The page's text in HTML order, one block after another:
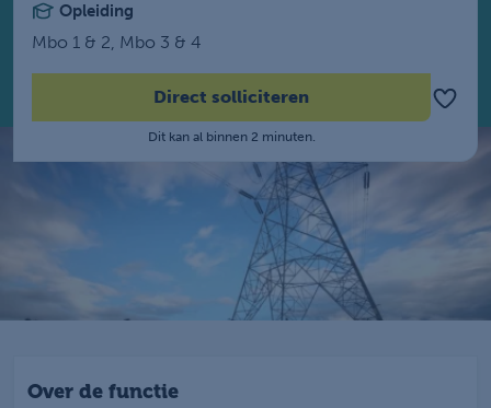
Opleiding
Mbo 1 & 2, Mbo 3 & 4
Direct solliciteren
Dit kan al binnen 2 minuten.
Over de functie